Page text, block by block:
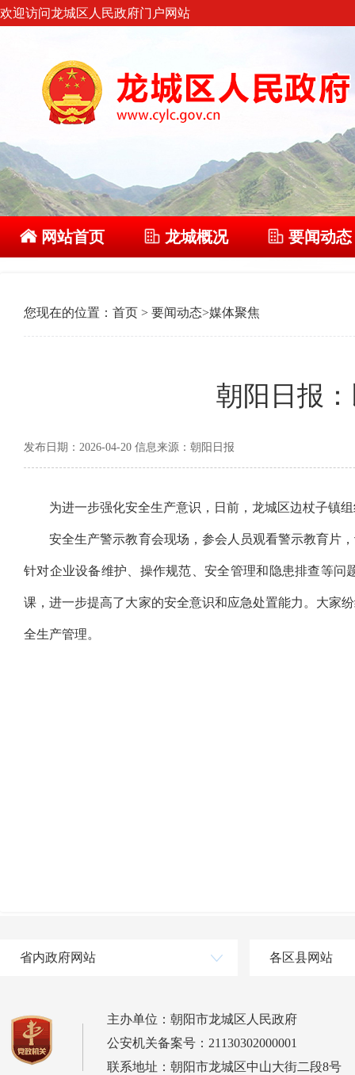
欢迎访问龙城区人民政府门户网站
网站首页 龙城概况 要闻动态
您现在的位置： 首页 > 要闻动态>媒体聚焦
朝阳日报
发布日期：2026-04-20 信息来源：朝阳日报
为进一步强化安全生产意识，日前，龙城区边杖子镇组
安全生产警示教育会现场，参会人员观看警示教育片，
针对企业设备维护、操作规范、安全管理和隐患排查等
课，进一步提高了大家的安全意识和应急处置能力。大家
全生产管理。
省内政府网站 各区县网站
主办单位：朝阳市龙城区人民政府
公安机关备案号：21130302000001
联系地址：朝阳市龙城区中山大街二段8号